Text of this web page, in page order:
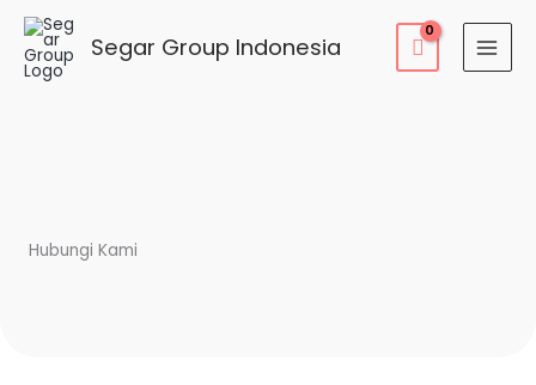
Segar Group Indonesia
Hubungi Kami